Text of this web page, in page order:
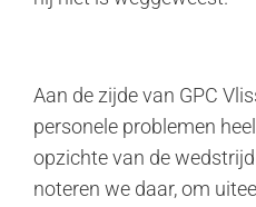
Aan de zijde van GPC
personele problemen
opzichte van de
noteren we daar, om